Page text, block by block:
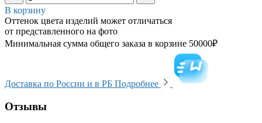
В корзину
Оттенок цвета изделий может отличаться
от представленного на фото
Минимальная сумма общего заказа в корзине 50000₽
Доставка по России и в РБ Подробнее
Отзывы